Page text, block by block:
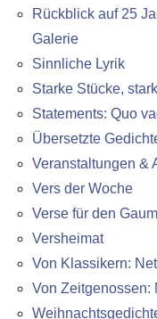
Rückblick auf 25
Galerie
Sinnliche Lyrik
Starke Stücke,
Statements: Quo
Übersetzte
Veranstaltungen &
Vers der Woche
Verse für den
Versheimat
Von Klassikern:
Von Zeitgenossen: